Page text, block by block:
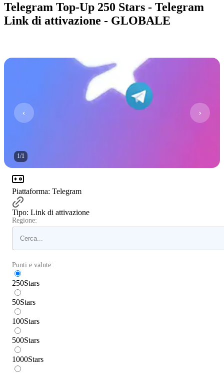
Telegram Top-Up 250 Stars - Telegram
Link di attivazione - GLOBALE
1/1
Piattaforma: Telegram
Tipo: Link di attivazione
Regione:
Punti e valute:
250Stars
50Stars
100Stars
500Stars
1000Stars